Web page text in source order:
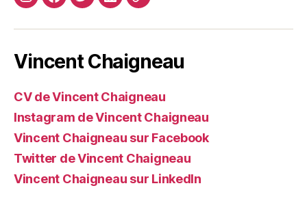
InstagramFacebook
TwitterLinkedin
Site
Vincent Chaigneau
CV de Vincent Chaigneau
Instagram de Vincent Chaigneau
Vincent Chaigneau sur Facebook
Twitter de Vincent Chaigneau
Vincent Chaigneau sur LinkedIn